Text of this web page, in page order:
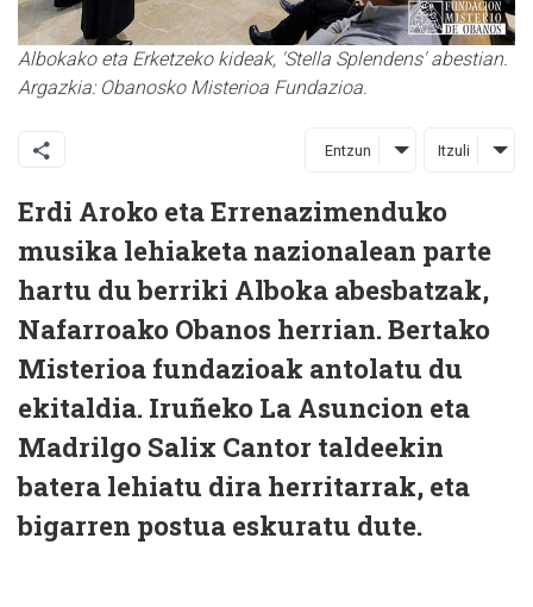
Albokako eta Erketzeko kideak, 'Stella Splendens' abestian.
Argazkia: Obanosko Misterioa Fundazioa.
Entzun Itzuli
Erdi Aroko eta Errenazimenduko
musika lehiaketa nazionalean parte
hartu du berriki Alboka abesbatzak,
Nafarroako Obanos herrian. Bertako
Misterioa fundazioak antolatu du
ekitaldia. Iruñeko La Asuncion eta
Madrilgo Salix Cantor taldeekin
batera lehiatu dira herritarrak, eta
bigarren postua eskuratu dute.